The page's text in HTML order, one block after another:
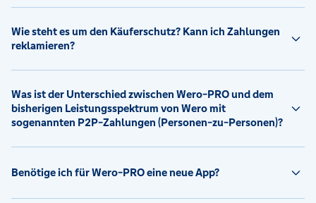
Wie steht es um den Käuferschutz? Kann ich Zahlungen
reklamieren?
Was ist der Unterschied zwischen Wero-PRO und dem
bisherigen Leistungsspektrum von Wero mit
sogenannten P2P-Zahlungen (Personen-zu-Personen)?
Benötige ich für Wero-PRO eine neue App?